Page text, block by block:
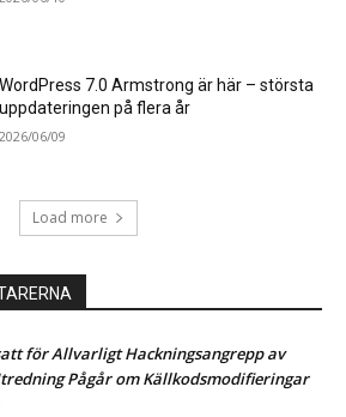
WordPress 7.0 Armstrong är här – största
uppdateringen på flera år
2026/06/09
Load more
för Allvarligt Hackningsangrepp av
Pågår om Källkodsmodifieringar